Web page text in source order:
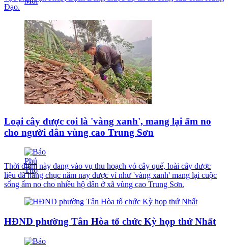
Đạo.
Loại cây được coi là 'vàng xanh', mang lại ấm no
cho người dân vùng cao Trung Sơn
Thời điểm này đang vào vụ thu hoạch vỏ cây quế, loài cây dược
liệu đã hàng chục năm nay được ví như 'vàng xanh' mang lại cuộc
sống ấm no cho nhiều hộ dân ở xã vùng cao Trung Sơn.
HĐND phường Tân Hòa tổ chức Kỳ họp thứ Nhất